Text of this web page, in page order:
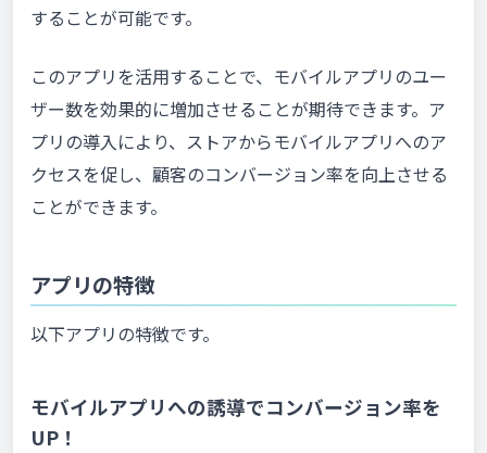
することが可能です。
このアプリを活用することで、モバイルアプリのユー
ザー数を効果的に増加させることが期待できます。ア
プリの導入により、ストアからモバイルアプリへのア
クセスを促し、顧客のコンバージョン率を向上させる
ことができます。
アプリの特徴
以下アプリの特徴です。
モバイルアプリへの誘導でコンバージョン率を
UP！